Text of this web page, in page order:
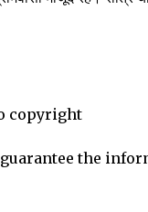
copyright
the